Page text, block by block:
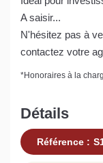
A saisir...
N'hésitez pas à
contactez votre
*Honoraires à la
Détails
Référence :